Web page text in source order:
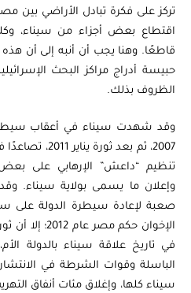
تركز على فكرة تبادل الأراضي بين
اقتطاع بعض أجزاء من سيناء،
قاطعًا. وهنا يجب أن أنبه إلى أن هذه
حبيسة أدراج مراكز البحث
الظروف بذلك.
وقد شهدت سيناء في أعقاب
2007، ثم بعد ثورة
تنظيم “داعش” الإرهابي على
وإعلان ما يسمى بولاية سيناء.
صعبة لإعادة سيطرة الدولة على
في تاريخ علاقة سيناء بالدولة
الباسلة وقوات الشرطة في
سيناء كلها، وإغلاق مئات أنفاق